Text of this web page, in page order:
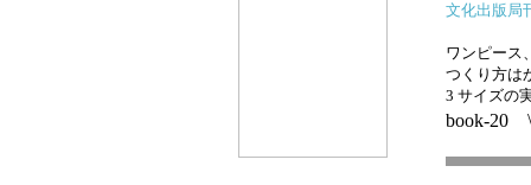
文化出版局
ワンピース
つくり方は
3 サイズの
book-20